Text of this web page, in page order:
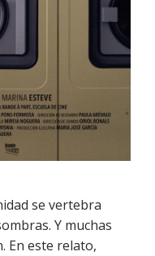
se vertebra
Y muchas
En este relato,